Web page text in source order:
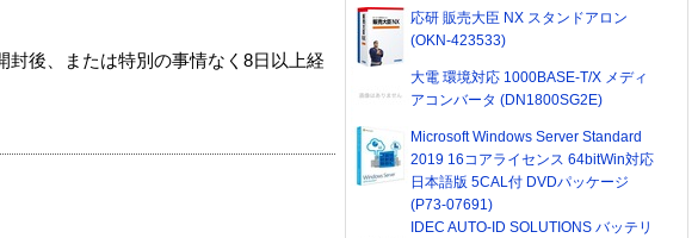
後、または特別の事情なく8日以上経
応研 販売大臣 NX スタンドアロン
(OKN-423533)
大電 環境対応 1000BASE-T/X メディ
アコンバータ (DN1800SG2E)
Microsoft Windows Server Standard
2019 16コアライセンス 64bitWin対応
日本語版 5CAL付 DVDパッケージ
(P73-07691)
IDEC AUTO-ID SOLUTIONS バッテリ